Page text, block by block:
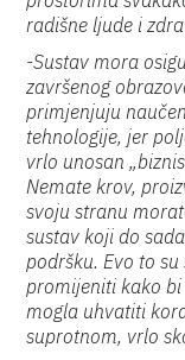
radišne ljude i
-Sustav mora
završenog
primjenjuju
tehnologije, jer
vrlo unosan
Nemate krov,
svoju stranu
sustav koji do
podršku. Evo to
promijeniti kako
mogla uhvatiti
suprotnom, vrlo